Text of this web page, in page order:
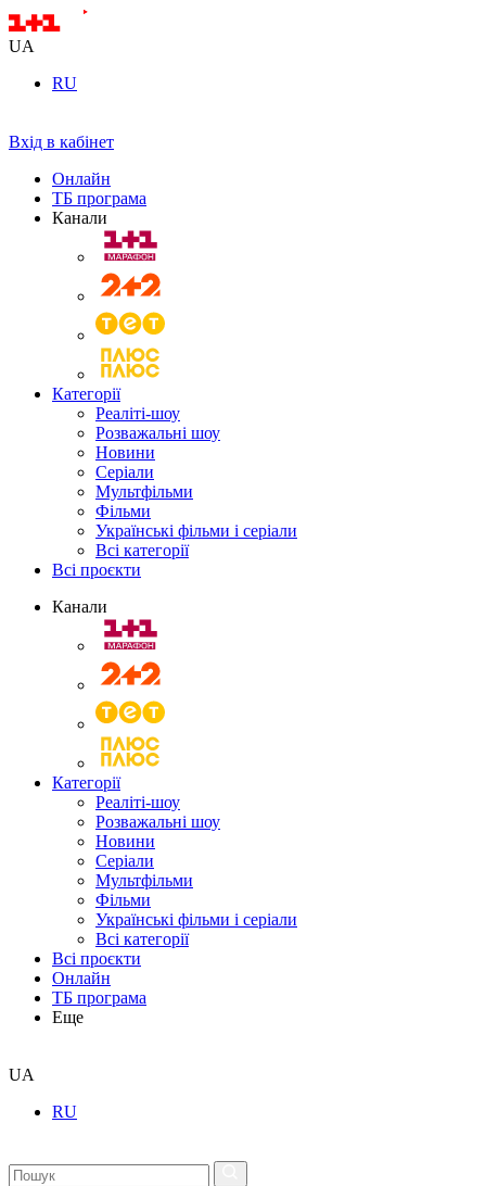
UA
RU
Вхід в кабінет
Онлайн
ТБ програма
Канали
Категорії
Реаліті-шоу
Розважальні шоу
Новини
Серіали
Мультфільми
Фільми
Українські фільми і серіали
Всі категорії
Всі проєкти
Канали
Категорії
Реаліті-шоу
Розважальні шоу
Новини
Серіали
Мультфільми
Фільми
Українські фільми і серіали
Всі категорії
Всі проєкти
Онлайн
ТБ програма
Еще
UA
RU